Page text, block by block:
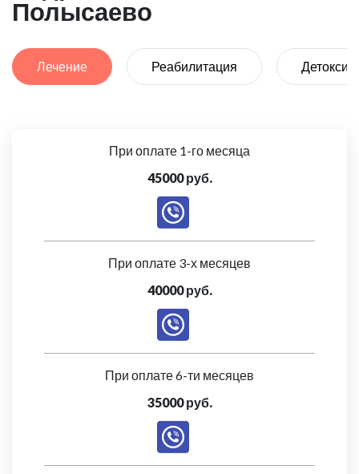
Полысаево
Лечение Реабилитация
При оплате 1-го месяца
45000 руб.
При оплате 3-х месяцев
40000 руб.
При оплате 6-ти месяцев
35000 руб.